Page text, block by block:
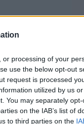
processing of your
use the below opt-out
request is processed
utilized by us
You may separately
on the IAB’s list of
to third parties on the
08:15
07:55
07:41